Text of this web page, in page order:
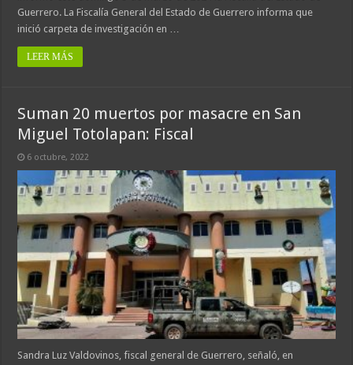
Guerrero. La Fiscalía General del Estado de Guerrero informa que
inició carpeta de investigación en …
LEER MÁS
Suman 20 muertos por masacre en San
Miguel Totolapan: Fiscal
6 octubre, 2022
Sandra Luz Valdovinos, fiscal general de Guerrero, señaló, en